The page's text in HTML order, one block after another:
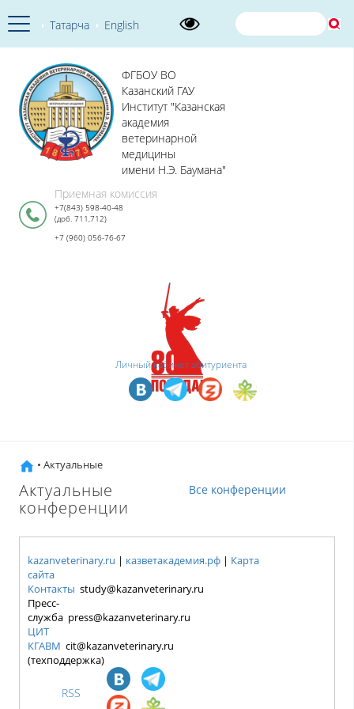
Татарча English
ФГБОУ ВО
Казанский ГАУ
Институт "Казанская
академия
ветеринарной
медицины
имени Н.Э. Баумана"
Приемная комиссия
+7(843) 598-40-48
(доб. 711,712)
+7 (960) 056-76-67
Личный кабинет абитуриента
• Актуальные
Актуальные
конференции
Все конференции
kazanveterinary.ru | казветакадемия.рф | Карта
сайта
Контакты study@kazanveterinary.ru
Пресс-
служба press@kazanveterinary.ru
ЦИТ
КГАВМ cit@kazanveterinary.ru
(техподдержка)
RSS